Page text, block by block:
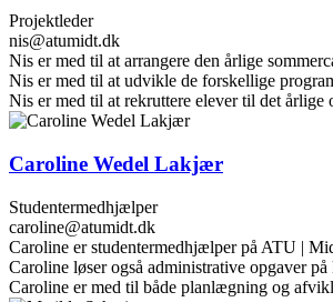
Projektleder
nis@atumidt.dk
Nis er med til at arrangere den årlige
Nis er med til at udvikle de forskellige
Nis er med til at rekruttere elever til det årlige
Caroline Wedel Lakjær
Studentermedhjælper
caroline@atumidt.dk
Caroline er studentermedhjælper på ATU |
Caroline løser også administrative opgaver på
Caroline er med til både planlægning og